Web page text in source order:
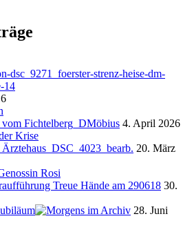
4. April 2026
Krise
20. März
Rosi
30.
28. Juni